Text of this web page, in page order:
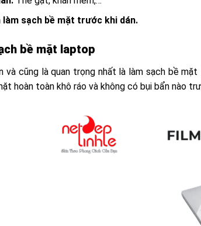
làm sạch bề mặt trước khi dán.
bề mặt laptop
và cũng là quan trọng nhất là làm sạch bề mặt
hoàn toàn khô ráo và không có bụi bẩn nào